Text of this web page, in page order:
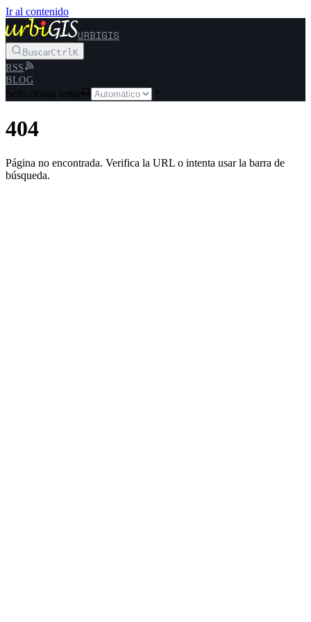
Ir al contenido
URBIGIS
BuscarCtrlK
RSS
BLOG
Seleccionar tema
404
Página no encontrada. Verifica la URL o intenta usar la barra de
búsqueda.